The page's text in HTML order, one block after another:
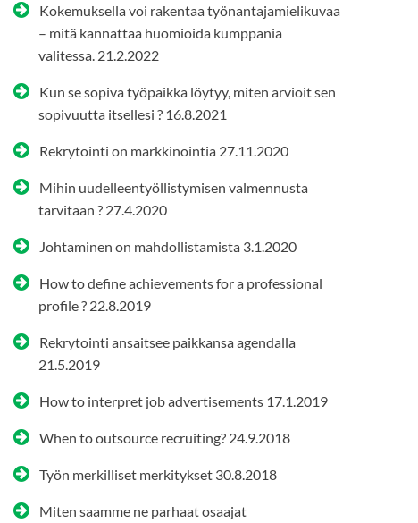
Kokemuksella voi rakentaa työnantajamielikuvaa
– mitä kannattaa huomioida kumppania
valitessa. 21.2.2022
Kun se sopiva työpaikka löytyy, miten arvioit sen
sopivuutta itsellesi ? 16.8.2021
Rekrytointi on markkinointia 27.11.2020
Mihin uudelleentyöllistymisen valmennusta
tarvitaan ? 27.4.2020
Johtaminen on mahdollistamista 3.1.2020
How to define achievements for a professional
profile ? 22.8.2019
Rekrytointi ansaitsee paikkansa agendalla
21.5.2019
How to interpret job advertisements 17.1.2019
When to outsource recruiting? 24.9.2018
Työn merkilliset merkitykset 30.8.2018
Miten saamme ne parhaat osaajat